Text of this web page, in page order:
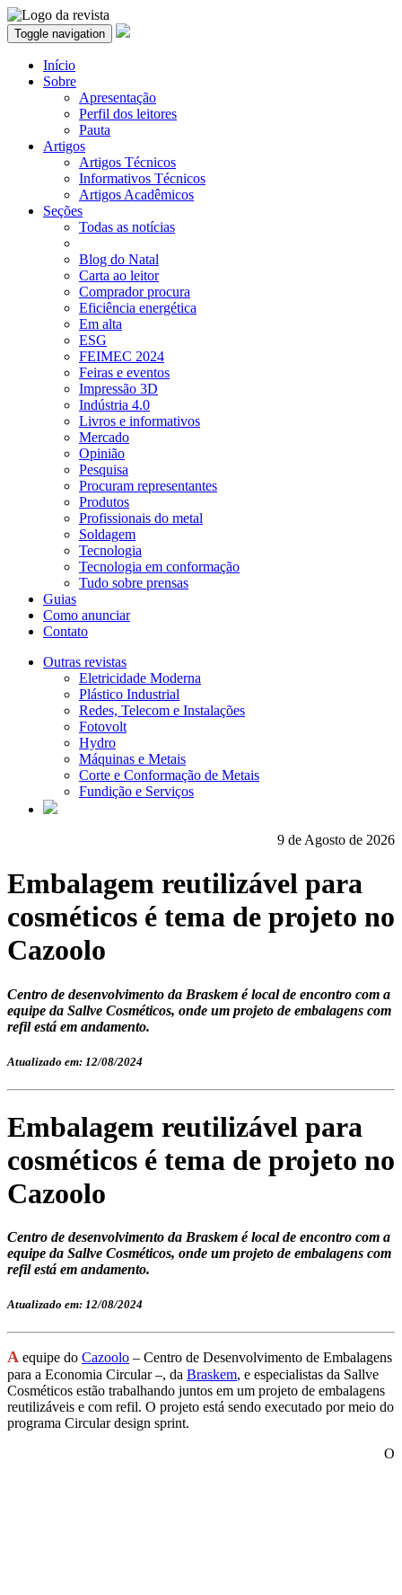
Toggle navigation
Início
Sobre
Apresentação
Perfil dos leitores
Pauta
Artigos
Artigos Técnicos
Informativos Técnicos
Artigos Acadêmicos
Seções
Todas as notícias
Blog do Natal
Carta ao leitor
Comprador procura
Eficiência energética
Em alta
ESG
FEIMEC 2024
Feiras e eventos
Impressão 3D
Indústria 4.0
Livros e informativos
Mercado
Opinião
Pesquisa
Procuram representantes
Produtos
Profissionais do metal
Soldagem
Tecnologia
Tecnologia em conformação
Tudo sobre prensas
Guias
Como anunciar
Contato
Outras revistas
Eletricidade Moderna
Plástico Industrial
Redes, Telecom e Instalações
Fotovolt
Hydro
Máquinas e Metais
Corte e Conformação de Metais
Fundição e Serviços
9 de Agosto de 2026
Embalagem reutilizável para
cosméticos é tema de projeto no
Cazoolo
Centro de desenvolvimento da Braskem é local de encontro com a
equipe da Sallve Cosméticos, onde um projeto de embalagens com
refil está em andamento.
Atualizado em: 12/08/2024
Embalagem reutilizável para
cosméticos é tema de projeto no
Cazoolo
Centro de desenvolvimento da Braskem é local de encontro com a
equipe da Sallve Cosméticos, onde um projeto de embalagens com
refil está em andamento.
Atualizado em: 12/08/2024
A equipe do Cazoolo – Centro de Desenvolvimento de Embalagens
para a Economia Circular –, da Braskem, e especialistas da Sallve
Cosméticos estão trabalhando juntos em um projeto de embalagens
reutilizáveis e com refil. O projeto está sendo executado por meio do
programa Circular design sprint.
O